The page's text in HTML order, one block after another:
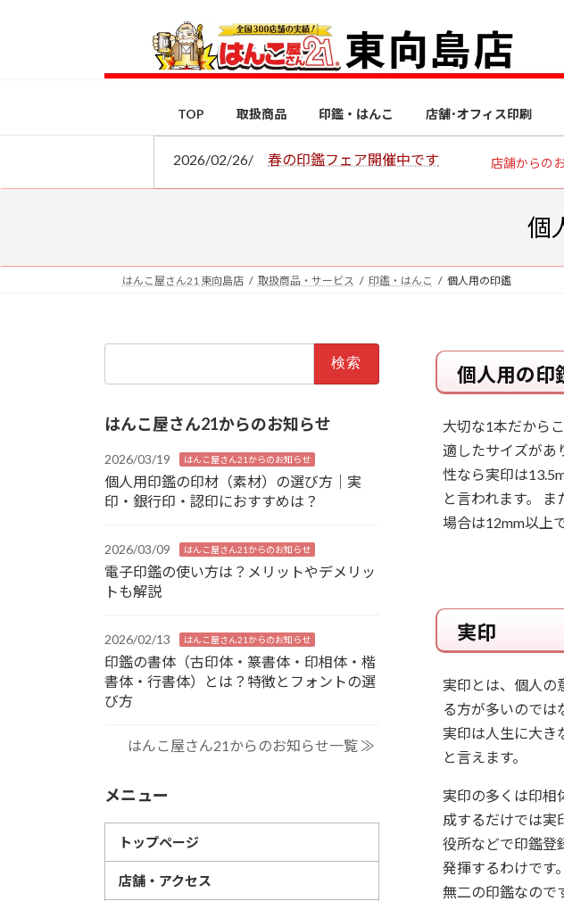
ス
ン
TOP 取扱商品 印鑑・はんこ 店舗･オフィス印刷
2026/02/26/ 春の印鑑フェア開催中です 店舗からの
個
はんこ屋さん21 東向島店 取扱商品・サービス 印鑑・はんこ 個人用の印鑑
個人用の印
大切な1本だから
適したサイズがあ
性なら実印は
と言われます。
場合は12mm以上
実印
実印とは、個人の
る方が多いのでは
実印は人生に大き
と言えます。
実印の多くは印相
成するだけでは実
役所などで印鑑登
発揮するわけです
無二の印鑑なので
はんこ屋さん21からのお知らせ
2026/03/19 はんこ屋さん21からのお知らせ
個人用印鑑の印材（素材）の選び方｜実
印・銀行印・認印におすすめは？
2026/03/09 はんこ屋さん21からのお知らせ
電子印鑑の使い方は？メリットやデメリッ
トも解説
2026/02/13 はんこ屋さん21からのお知らせ
印鑑の書体（古印体・篆書体・印相体・楷
書体・行書体）とは？特徴とフォントの選
び方
はんこ屋さん21からのお知らせ一覧 ≫
メニュー
トップページ
店舗・アクセス